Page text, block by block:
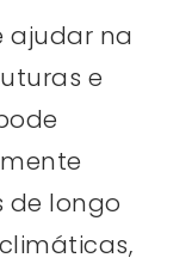
ajudar na
e
de longo